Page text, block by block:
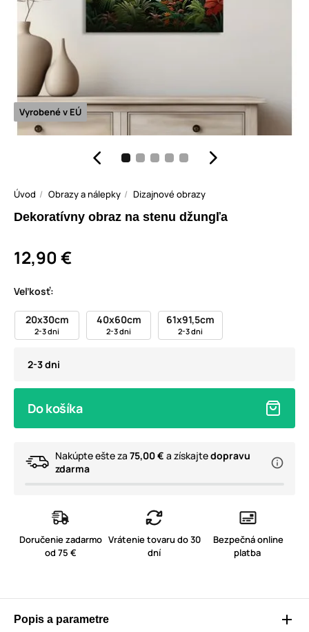
Vyrobené v EÚ
Úvod Obrazy a nálepky Dizajnové obrazy
Dekoratívny obraz na stenu džungľa
12,90 €
Veľkosť:
20x30cm
2-3 dni
40x60cm
2-3 dni
61x91,5cm
2-3 dni
2-3 dni
Do košíka
Nakúpte ešte za 75,00 € a získajtedopravu
zdarma
Doručenie zadarmo
od 75 €
Vrátenie tovaru do 30
dní
Bezpečná online
platba
Popis a parametre